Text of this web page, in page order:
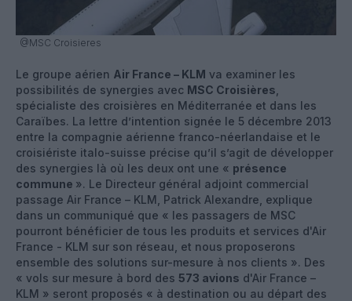
@MSC Croisieres
Le groupe aérien Air France – KLM va examiner les
possibilités de synergies avec MSC Croisières
spécialiste des croisières en Méditerranée et dans les
Caraïbes. La lettre d’intention signée le 5 décembre 2013
entre la compagnie aérienne franco-néerlandaise et le
croisiériste italo-suisse précise qu’il s’agit de développer
des synergies là où les deux ont une « présence
commune ». Le Directeur général adjoint commercial
passage Air France – KLM, Patrick Alexandre, explique
dans un communiqué que « les passagers de MSC
pourront bénéficier de tous les produits et services d'Air
France - KLM sur son réseau, et nous proposerons
ensemble des solutions sur-mesure à nos clients ». Des
« vols sur mesure à bord des 573 avions d'Air France –
KLM » seront proposés « à destination ou au départ des